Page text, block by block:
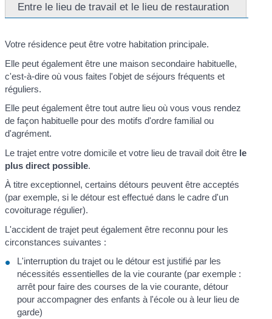
Entre le lieu de travail et le lieu de restauration
Votre résidence peut être votre habitation principale.
Elle peut également être une maison secondaire habituelle,
c'est-à-dire où vous faites l'objet de séjours fréquents et
réguliers.
Elle peut également être tout autre lieu où vous vous rendez
de façon habituelle pour des motifs d'ordre familial ou
d'agrément.
Le trajet entre votre domicile et votre lieu de travail doit être le
plus direct possible.
À titre exceptionnel, certains détours peuvent être acceptés
(par exemple, si le détour est effectué dans le cadre d'un
covoiturage régulier).
L'accident de trajet peut également être reconnu pour les
circonstances suivantes :
L'interruption du trajet ou le détour est justifié par les
nécessités essentielles de la vie courante (par exemple :
arrêt pour faire des courses de la vie courante, détour
pour accompagner des enfants à l'école ou à leur lieu de
garde)